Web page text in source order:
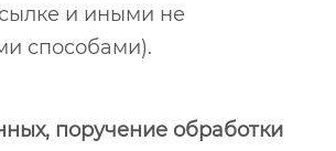
и иными не
способами).
поручение обработки